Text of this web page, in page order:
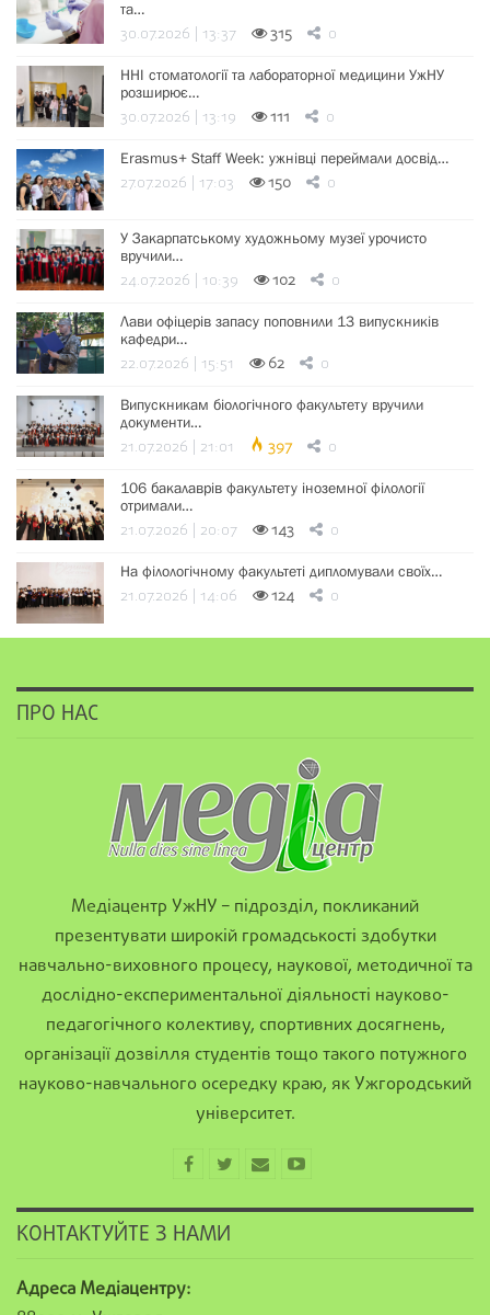
та…
30.07.2026 | 13:37 315 0
ННІ стоматології та лабораторної медицини УжНУ
розширює…
30.07.2026 | 13:19 111 0
Erasmus+ Staff Week: ужнівці переймали досвід…
27.07.2026 | 17:03 150 0
У Закарпатському художньому музеї урочисто
вручили…
24.07.2026 | 10:39 102 0
Лави офіцерів запасу поповнили 13 випускників
кафедри…
22.07.2026 | 15:51 62 0
Випускникам біологічного факультету вручили
документи…
21.07.2026 | 21:01 397 0
106 бакалаврів факультету іноземної філології
отримали…
21.07.2026 | 20:07 143 0
На філологічному факультеті дипломували своїх…
21.07.2026 | 14:06 124 0
ПРО НАС
Медіацентр УжНУ – підрозділ, покликаний
презентувати широкій громадськості здобутки
навчально-виховного процесу, наукової, методичної та
дослідно-експериментальної діяльності науково-
педагогічного колективу, спортивних досягнень,
організації дозвілля студентів тощо такого потужного
науково-навчального осередку краю, як Ужгородський
університет.
КОНТАКТУЙТЕ З НАМИ
Адреса Медіацентру: